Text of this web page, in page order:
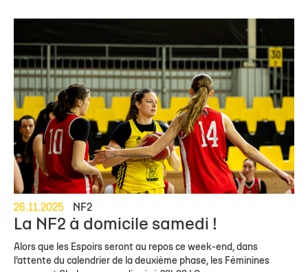
26.11.2025 NF2
La NF2 à domicile samedi !
Alors que les Espoirs seront au repos ce week-end, dans
l’attente du calendrier de la deuxième phase, les Féminines